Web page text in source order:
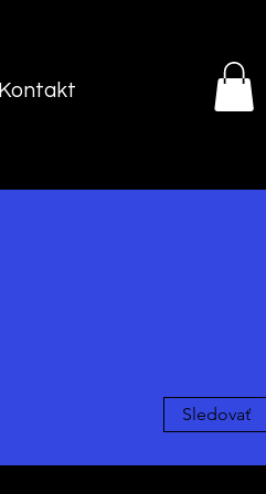
Kontakt
Sledovať